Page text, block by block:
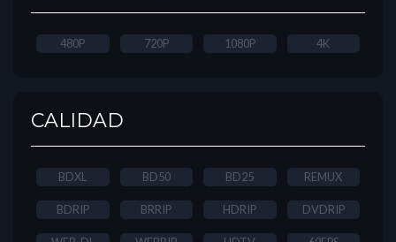
480P 720P 1080P 4K
CALIDAD
BDXL BD50 BD25 REMUX
BDRIP BRRIP HDRIP DVDRIP